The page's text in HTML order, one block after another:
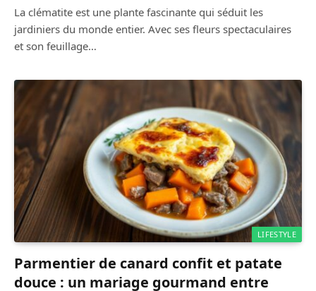
La clématite est une plante fascinante qui séduit les
jardiniers du monde entier. Avec ses fleurs spectaculaires
et son feuillage…
LIFESTYLE
Parmentier de canard confit et patate
douce : un mariage gourmand entre